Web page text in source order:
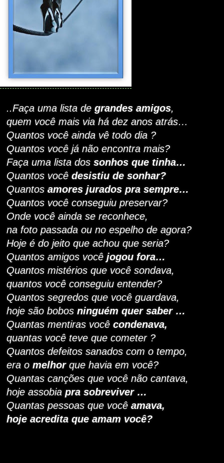
..Faça uma lista de grandes amigos,
quem você mais via há dez anos atrás…
Quantos você aindavê todo dia ?
Quantos você já não encontra mais?
Faça uma lista dos sonhos que tinha…
Quantos você desistiu de sonhar?
Quantos amores jurados pra sempre…
Quantos você conseguiu preservar?
Onde você ainda se reconhece,
na foto passada ou no espelho de agora?
Hoje é do jeito que achou que seria?
Quantos amigos vocêjogou fora…
Quantos mistérios que você sondava,
quantos você conseguiu entender?
Quantos segredos que você guardava,
hoje são bobos ninguém quer saber …
Quantas mentiras você condenava,
quantas você teve que cometer ?
Quantos defeitos sanados com o tempo,
era o melhor que havia em você?
Quantas canções que você não cantava,
hoje assobiapra sobreviver …
Quantas pessoas que você amava,
hoje acredita que amam você?